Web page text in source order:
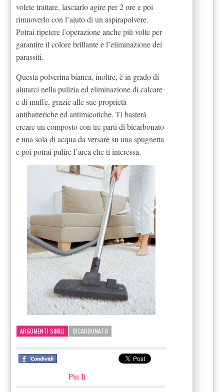
volete trattare, lasciarlo agire per 2 ore e poi
rimuoverlo con l’aiuto di un aspirapolvere.
Potrai ripetere l’operazione anche più volte per
garantire il colore brillante e l’eliminazione dei
parassiti.
Questa polverina bianca, inoltre, è in grado di
aiutarci nella pulizia ed eliminazione di calcare
e di muffe, grazie alle sue proprietà
antibatteriche ed antimicotiche. Ti basterà
creare un composto con tre parti di bicarbonato
e una sola di acqua da versare su una spugnetta
e poi potrai pulire l’area che ti interessa.
ARGOMENTI SIMILI BICARBONATO
Pin It